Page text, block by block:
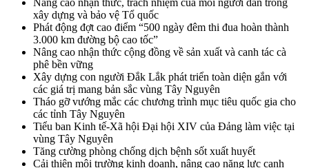
Nâng cao nhận thức, trách nhiệm của mỗi người dân trong
xây dựng và bảo vệ Tổ quốc
Phát động đợt cao điểm “500 ngày đêm thi đua hoàn thành
3.000 km đường bộ cao tốc”
Nâng cao nhận thức cộng đồng về sản xuất và canh tác cà
phê bền vững
Xây dựng con người Đắk Lắk phát triển toàn diện gắn với
các giá trị mang bản sắc vùng Tây Nguyên
Tháo gỡ vướng mắc các chương trình mục tiêu quốc gia cho
các tỉnh Tây Nguyên
Tiểu ban Kinh tế-Xã hội Đại hội XIV của Đảng làm việc tại
vùng Tây Nguyên
Tăng cường phòng chống dịch bệnh sốt xuất huyết
Cải thiện môi trường kinh doanh, nâng cao năng lực cạnh